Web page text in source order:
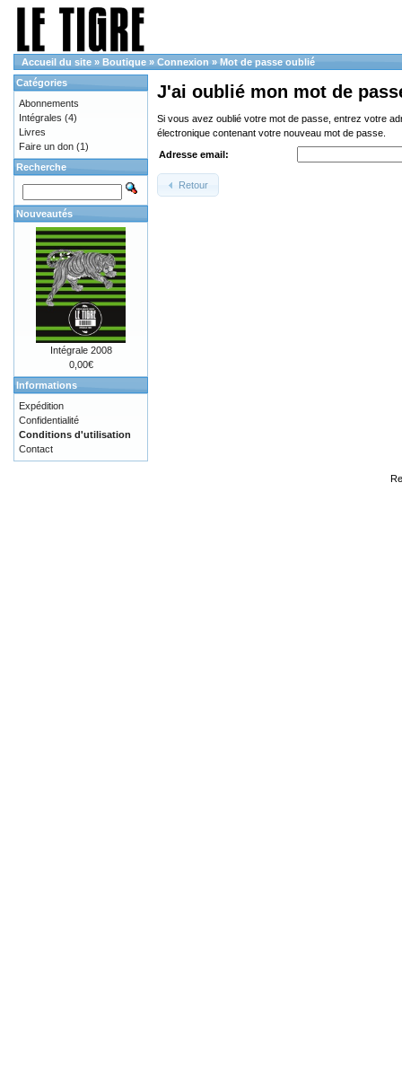
Accueil du site » Boutique » Connexion » Mot de passe oublié
J'ai oublié mon mot de
Si vous avez oublié votre mot de passe, entrez votre
électronique contenant votre nouveau mot de passe.
Adresse email:
Retour
Catégories
Abonnements
Intégrales (4)
Livres
Faire un don (1)
Recherche
Nouveautés
Intégrale 2008
0,00€
Informations
Expédition
Confidentialité
Conditions d'utilisation
Contact